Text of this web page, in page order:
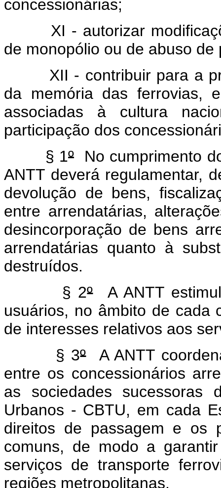
concessionárias;
XI - autorizar
de monopólio ou de abuso de
XII - contribuir para a
da memória das ferrovias,
associadas à cultura
participação dos
§ 1º No cumprimento
ANTT deverá regulamentar,
devolução de bens,
entre arrendatárias,
desincorporação de bens
arrendatárias quanto à
destruídos.
§ 2ºA ANTT
usuários, no âmbito de cada
de interesses relativos aos
§ 3ºA ANTT
entre os concessionários
as sociedades sucessoras
Urbanos - CBTU, em cada
direitos de passagem e os
comuns, de modo a
serviços de transporte
regiões metropolitanas.